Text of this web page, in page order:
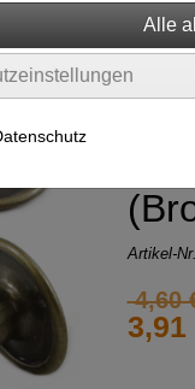
Artikel-
4,60
3,91